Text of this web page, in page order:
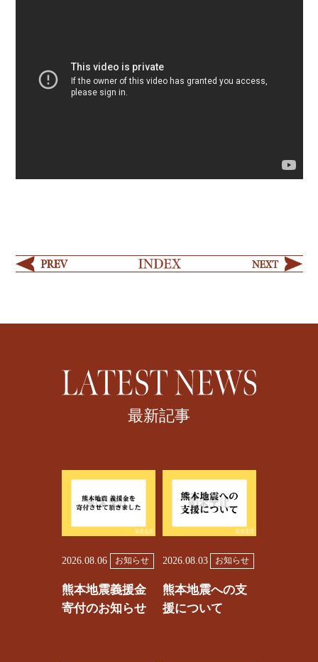
最新記事
2026.08.06 お知らせ
熊本地震義援金
寄付のお知らせ
2026.08.03 お知らせ
熊本地震への支
援について